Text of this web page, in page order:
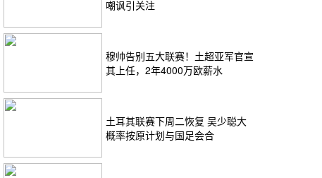
嘲讽引关注
穆帅告别五大联赛！土超亚军官宣
其上任，2年4000万欧薪水
土耳其联赛下周二恢复 吴少聪大
概率按原计划与国足会合